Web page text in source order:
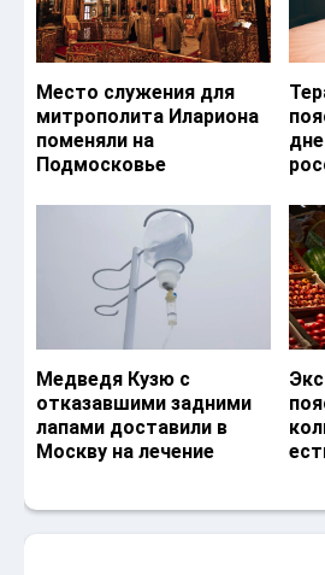
Место служения для
митрополита Илариона
поменяли на
Подмосковье
Медведя Кузю с
отказавшими задними
лапами доставили в
Москву на лечение